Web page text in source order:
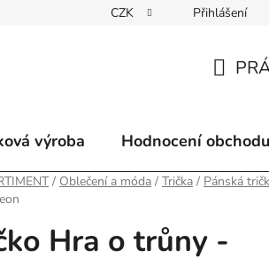
Způsoby doručení
CZK Přihlášení
KOŠÍK
výroba Hodnocení obchodu
/ Oblečení a móda / Trička / Pánská
Hra o trůny -